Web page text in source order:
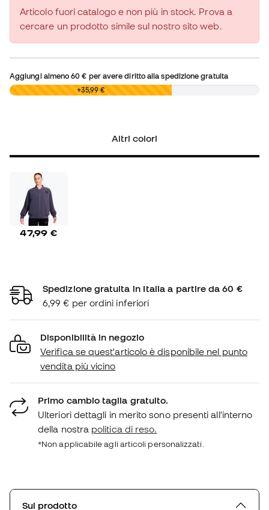
Articolo fuori catalogo e non più in stock. Prova a
cercare un prodotto simile sul nostro sito web.
Aggiungi almeno60 € per avere diritto alla spedizione gratuita
0,00 € +35,99 €
Altri colori
47,99 €
Spedizione gratuita in Italia a partire da 60 €
6,99 € per ordini inferiori
Disponibilità in negozio
Verifica se quest'articolo è disponibile nel punto
vendita più vicino
Primo cambio taglia gratuito.
Ulteriori dettagli in merito sono presenti all'interno
della nostra politica di reso.
*Non applicabile agli articoli personalizzati.
Sul prodotto